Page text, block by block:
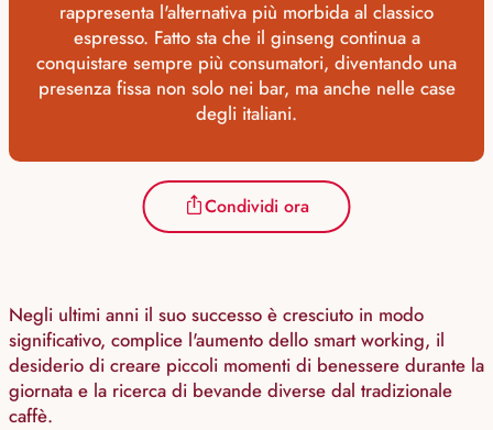
rappresenta l'alternativa più morbida al classico
espresso. Fatto sta che il ginseng continua a
conquistare sempre più consumatori, diventando una
presenza fissa non solo nei bar, ma anche nelle case
degli italiani.
Condividi ora
Negli ultimi anni il suo successo è cresciuto in modo
significativo, complice l'aumento dello smart working, il
desiderio di creare piccoli momenti di benessere durante la
giornata e la ricerca di bevande diverse dal tradizionale
caffè.